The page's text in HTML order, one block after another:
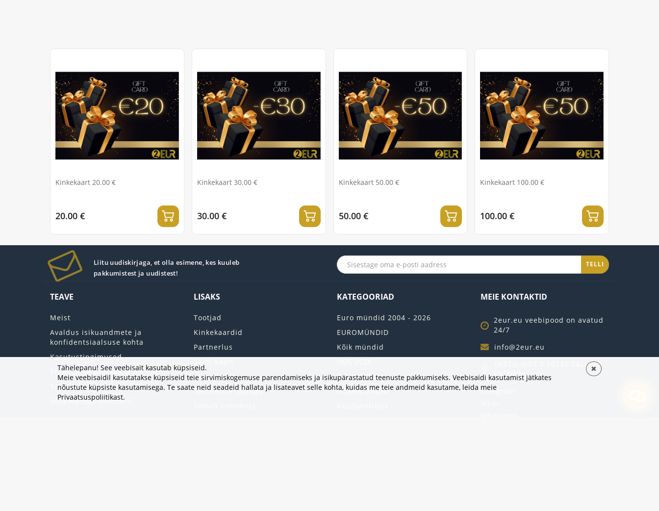
Kinkekaart 20.00 €
20.00 €
Kinkekaart 30.00 €
30.00 €
Kinkekaart 50.00 €
50.00 €
Kinkekaart 100.00 €
100.00 €
Liitu uudiskirjaga, et olla esimene, kes kuuleb
pakkumistest ja uudistest!
TELLI
TEAVE
Meist
Avaldus isikuandmete ja
konfidentsiaalsuse kohta
Kasutustingimused
Transpordi tingimused
Tagastab
Võta meiega ühendust
LISAKS
Tootjad
Kinkekaardid
Partnerlus
Minu konto
Tellimuste ajalugu
KATEGOORIAD
Euro mündid 2004 - 2026
EUROMÜNDID
Kõik mündid
2 EURO RULLI
HÕBEMÜNDID
MEIE KONTAKTID
2eur.eu veebipood on avatud
24/7
info@2eur.eu
TARTU MNT 7 10145 TALLINN
ESTONIA
Telegram
Tähelepanu! See veebisait kasutab küpsiseid.
Meie veebisaidil kasutatakse küpsiseid teie sirvimiskogemuse parendamiseks ja isikupärastatud teenuste pakkumiseks. Veebisaidi kasutamist jätkates
nõustute küpsiste kasutamisega. Te saate neid seadeid hallata ja lisateavet selle kohta, kuidas me teie andmeid kasutame, leida meie
Privaatsuspoliitikast.
✖